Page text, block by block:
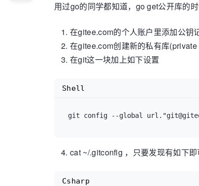
用过go的同学都知道，go get公开库的
在gitee.com的个人账户里添加公钥
在gitee.com创建新的私有库(private
在git这一块加上如下设置
Shell
cat ~/.gitconfig ，只要发现有如下即
Csharp